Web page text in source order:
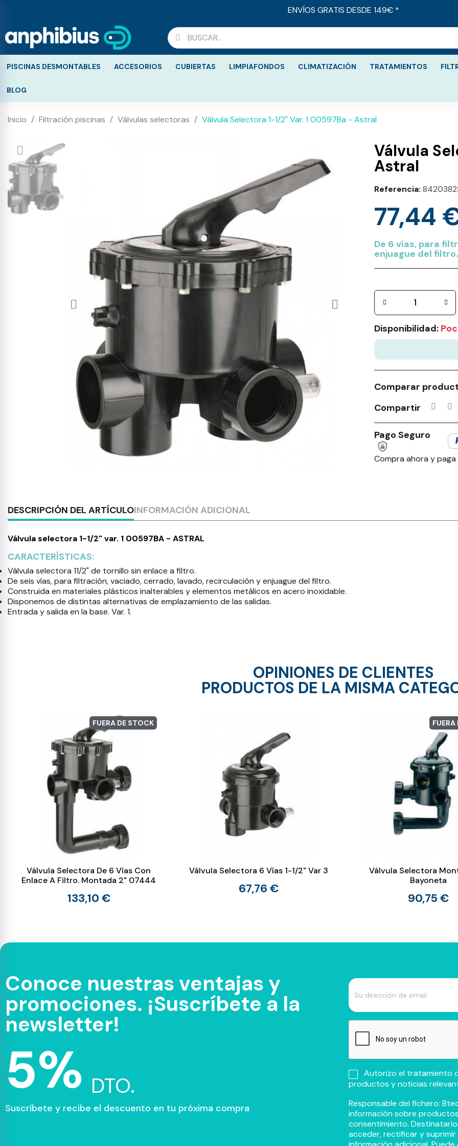
ENVÍOS GRATIS DESDE 149€ *
PISCINAS DESMONTABLES ACCESORIOS CUBIERTAS LIMPIAFONDOS CLIMATIZACIÓN TRATAMIENTOS
BLOG
Inicio Filtración piscinas Válvulas selectoras Válvula Selectora 1-1/2" Var. 1 00597Ba - Astral
Válvula
Astral
Referencia
77,44
De 6 vías, para
enjuague del filtro.
Disponibilidad:
Comparar
Compartir
Pago Seguro
Compra ahora y
DESCRIPCIÓN DEL ARTÍCULOINFORMACIÓN ADICIONAL
Válvula selectora 1-1/2" var. 1 00597BA - ASTRAL
CARACTERÍSTICAS:
Válvula selectora 11/2" de tornillo sin enlace a filtro.
De seis vías, para filtración, vaciado, cerrado, lavado, recirculación y enjuague del filtro.
Construida en materiales plásticos inalterables y elementos metálicos en acero inoxidable.
Disponemos de distintas alternativas de emplazamiento de las salidas.
Entrada y salida en la base. Var. 1.
OPINIONES DE CLIENTES
PRODUCTOS DE LA MISMA
FUERA DE STOCK
Válvula Selectora De 6 Vías Con
Enlace A Filtro. Montada 2" 07444
133,10 €
Válvula Selectora 6 Vías 1-1/2" Var 3
67,76 €
Válvula Selectora
Bayoneta
90,75 €
Conoce nuestras ventajas y
promociones. ¡Suscríbete a la
newsletter!
5% DTO.
Suscríbete y recibe el descuento en tu próxima compra
Autorizo el tratamiento
productos y noticias
Responsable del fichero:
información sobre
consentimiento.
acceder, rectificar y